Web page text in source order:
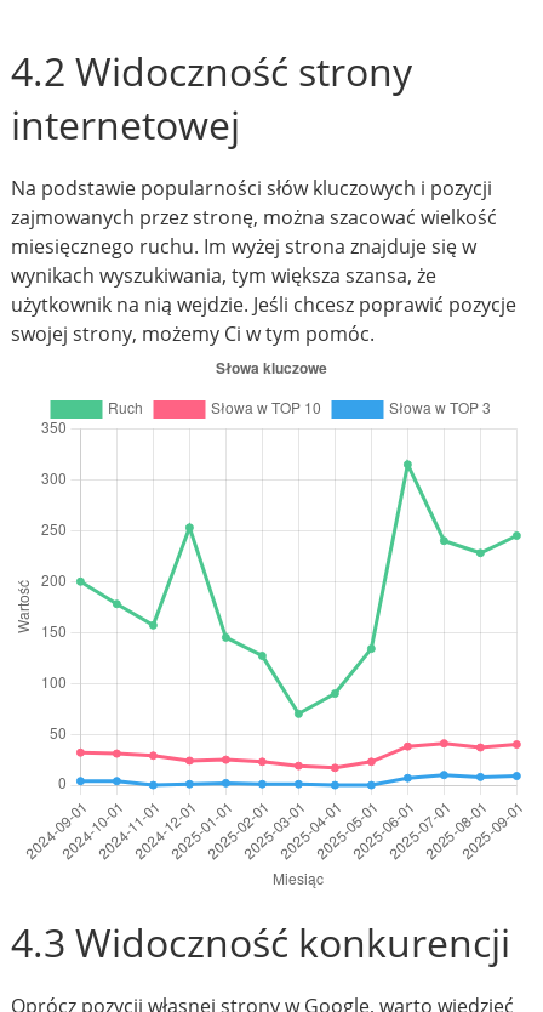
4.2 Widoczność strony
internetowej
Na podstawie popularności słów kluczowych i pozycji
zajmowanych przez stronę, można szacować wielkość
miesięcznego ruchu. Im wyżej strona znajduje się w
wynikach wyszukiwania, tym większa szansa, że
użytkownik na nią wejdzie. Jeśli chcesz poprawić pozycje
swojej strony, możemy Ci w tym pomóc.
4.3 Widoczność konkurencji
Oprócz pozycji własnej strony w Google, warto wiedzieć